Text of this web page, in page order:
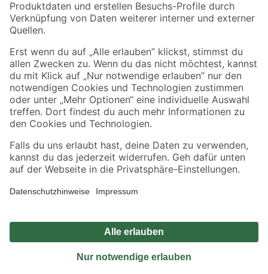
Sicher einkaufen
Jetzt die toom-App herunterladen
Alle Preisangaben in EUR inkl. gesetzl. MwSt.. Die dargestellten Angebote sind unter
Umständen nicht in allen Märkten verfügbar. Die angegebenen Verfügbarkeiten beziehen
Produkte nur solange der Vorrat reicht.
*Paketversand ab 59 € versandkostenfrei, gilt nicht für Artikel mit Speditionsversand, hier
Privatsphäre Impressum
Nutzungsbedingungen
Widerrufsrecht
Vertrag widerrufen